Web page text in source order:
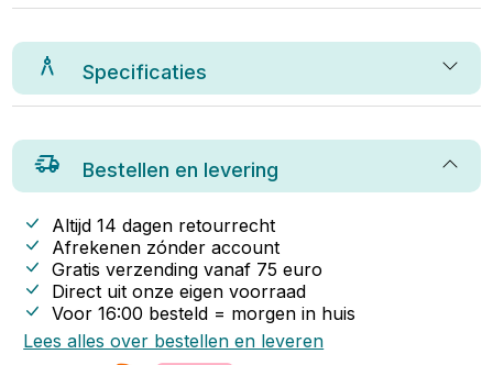
Specificaties
Bestellen en levering
Altijd 14 dagen retourrecht
Afrekenen zónder account
Gratis verzending vanaf 75 euro
Direct uit onze eigen voorraad
Voor 16:00 besteld = morgen in huis
Lees alles over bestellen en leveren